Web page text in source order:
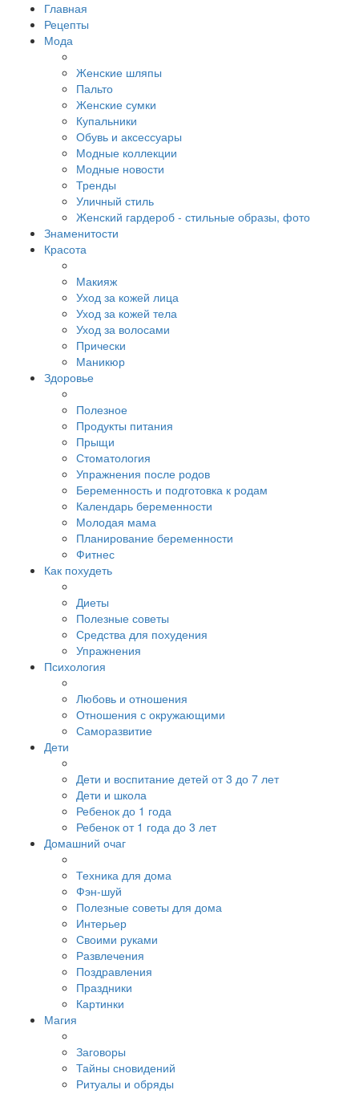
Главная
Рецепты
Мода
Женские шляпы
Пальто
Женские сумки
Купальники
Обувь и аксессуары
Модные коллекции
Модные новости
Тренды
Уличный стиль
Женский гардероб - стильные образы, фото
Знаменитости
Красота
Макияж
Уход за кожей лица
Уход за кожей тела
Уход за волосами
Прически
Маникюр
Здоровье
Полезное
Продукты питания
Прыщи
Стоматология
Упражнения после родов
Беременность и подготовка к родам
Календарь беременности
Молодая мама
Планирование беременности
Фитнес
Как похудеть
Диеты
Полезные советы
Средства для похудения
Упражнения
Психология
Любовь и отношения
Отношения с окружающими
Саморазвитие
Дети
Дети и воспитание детей от 3 до 7 лет
Дети и школа
Ребенок до 1 года
Ребенок от 1 года до 3 лет
Домашний очаг
Техника для дома
Фэн-шуй
Полезные советы для дома
Интерьер
Своими руками
Развлечения
Поздравления
Праздники
Картинки
Магия
Заговоры
Тайны сновидений
Ритуалы и обряды